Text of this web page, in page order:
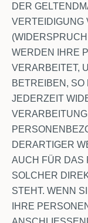
DER
VERTEIDIGUNG
WERDEN IHRE
VERARBEITET,
BETREIBEN, SO
JEDERZEIT
DERARTIGER
AUCH FÜR DAS
SOLCHER
STEHT. WENN
IHRE